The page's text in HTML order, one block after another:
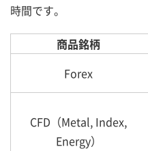
時間です。
商品銘柄
Forex
CFD（Metal, Index,
Energy）